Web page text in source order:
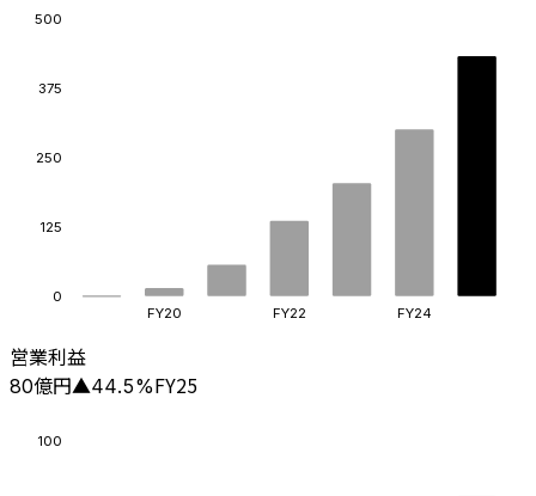
0
125
250
375
500
FY20 FY22 FY24
営業利益
80億円▲44.5%FY25
100